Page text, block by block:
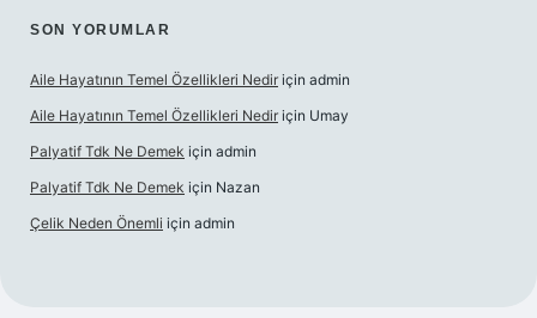
SON YORUMLAR
Aile Hayatının Temel Özellikleri Nedir için admin
Aile Hayatının Temel Özellikleri Nedir için Umay
Palyatif Tdk Ne Demek için admin
Palyatif Tdk Ne Demek için Nazan
Çelik Neden Önemli için admin